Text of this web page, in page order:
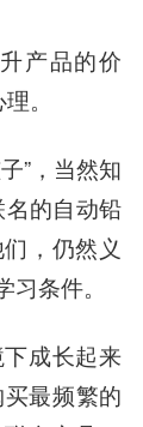
产品的价
。
”，当然知
的自动铅
，仍然义
条件。
成长起来
最频繁的